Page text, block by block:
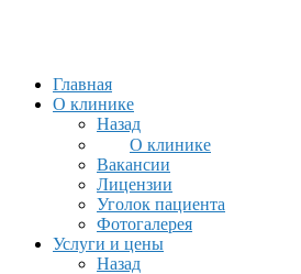
Главная
О клинике
Назад
О клинике
Вакансии
Лицензии
Уголок пациента
Фотогалерея
Услуги и цены
Назад